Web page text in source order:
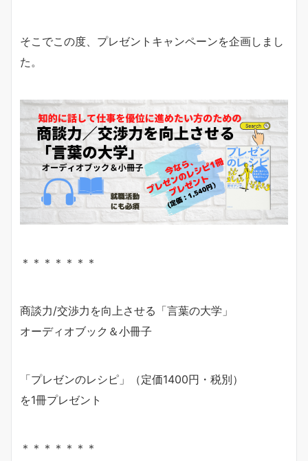
そこでこの度、プレゼントキャンペーンを企画しまし
た。
＊＊＊＊＊＊＊
商談力/交渉力を向上させる「言葉の大学」
オーディオブック＆小冊子
「プレゼンのレシピ」（定価1400円・税別）
を1冊プレゼント
＊＊＊＊＊＊＊